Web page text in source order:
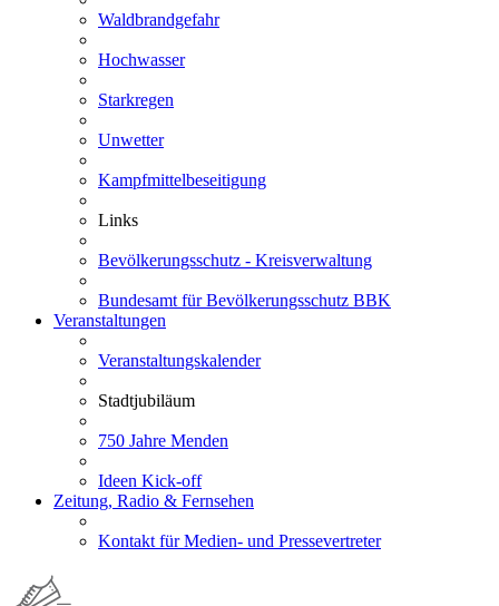
Waldbrandgefahr
Hochwasser
Starkregen
Unwetter
Kampfmittelbeseitigung
Links
Bevölkerungsschutz - Kreisverwaltung
Bundesamt für Bevölkerungsschutz BBK
Veranstaltungen
Veranstaltungskalender
Stadtjubiläum
750 Jahre Menden
Ideen Kick-off
Zeitung, Radio & Fernsehen
Kontakt für Medien- und Pressevertreter